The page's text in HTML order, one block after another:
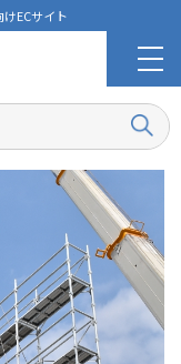
ECサイト
ご利用ガイド
企業概要